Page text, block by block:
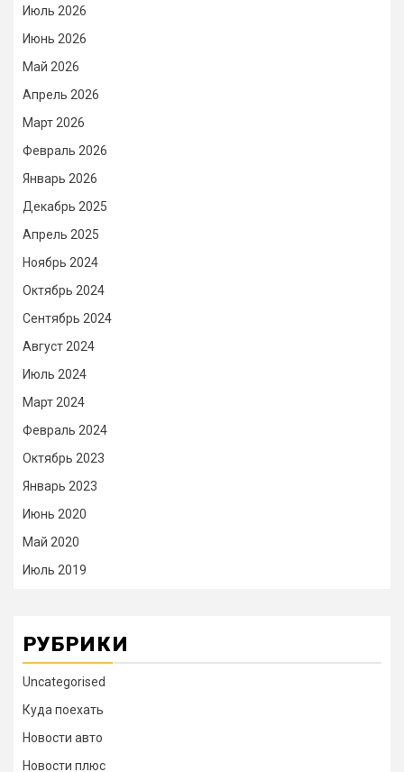
Июль 2026
Июнь 2026
Май 2026
Апрель 2026
Март 2026
Февраль 2026
Январь 2026
Декабрь 2025
Апрель 2025
Ноябрь 2024
Октябрь 2024
Сентябрь 2024
Август 2024
Июль 2024
Март 2024
Февраль 2024
Октябрь 2023
Январь 2023
Июнь 2020
Май 2020
Июль 2019
РУБРИКИ
Uncategorised
Куда поехать
Новости авто
Новости плюс